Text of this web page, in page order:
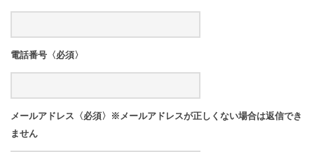
電話番号〈必須〉
メールアドレス〈必須〉※メールアドレスが正しくない場合は返信でき
ません